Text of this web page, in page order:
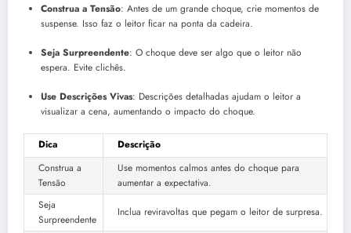
Construa a Tensão: Antes de um grande choque, crie momentos de
suspense. Isso faz o leitor ficar na ponta da cadeira.
Seja Surpreendente: O choque deve ser algo que o leitor não
espera. Evite clichês.
Use Descrições Vivas: Descrições detalhadas ajudam o leitor a
visualizar a cena, aumentando o impacto do choque.
Dica
Descrição
Construa a
Tensão
Use momentos calmos antes do choque para
aumentar a expectativa.
Seja
Surpreendente
Inclua reviravoltas que pegam o leitor de surpresa.